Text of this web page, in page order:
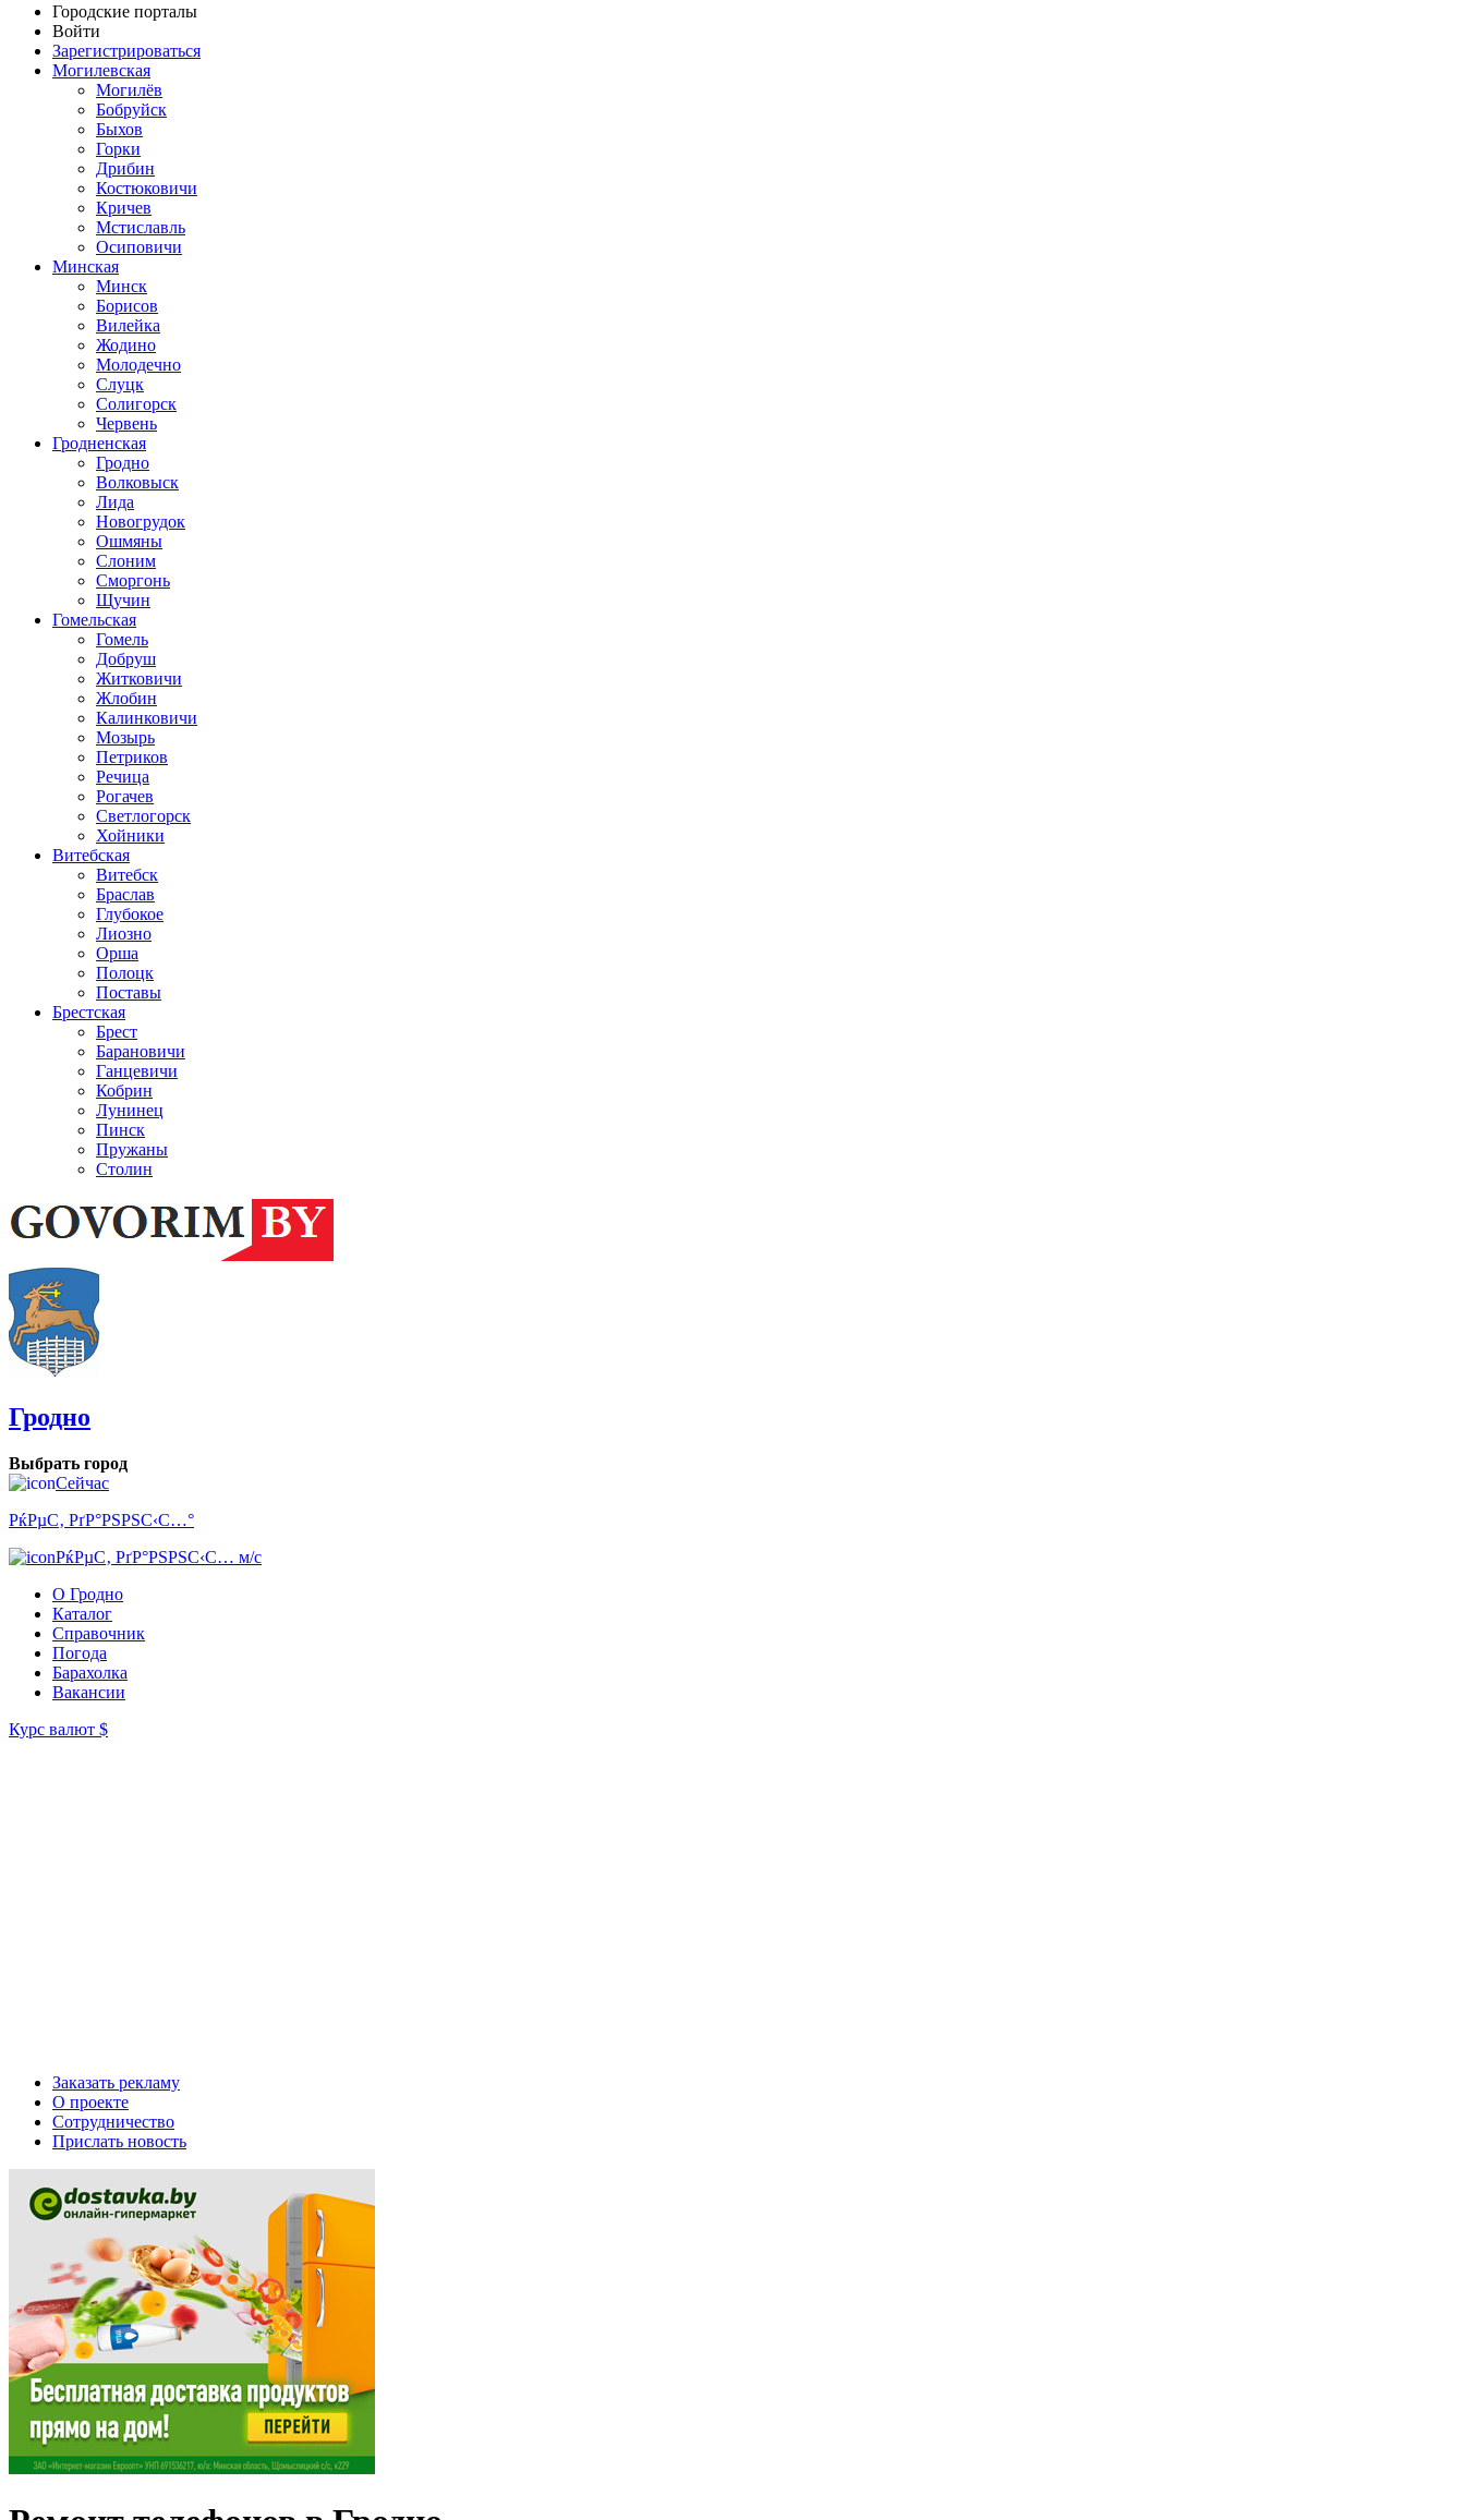
Городские порталы
Войти
Зарегистрироваться
Могилевская
Могилёв
Бобруйск
Быхов
Горки
Дрибин
Костюковичи
Кричев
Мстиславль
Осиповичи
Минская
Минск
Борисов
Вилейка
Жодино
Молодечно
Слуцк
Солигорск
Червень
Гродненская
Гродно
Волковыск
Лида
Новогрудок
Ошмяны
Слоним
Сморгонь
Щучин
Гомельская
Гомель
Добруш
Житковичи
Жлобин
Калинковичи
Мозырь
Петриков
Речица
Рогачев
Светлогорск
Хойники
Витебская
Витебск
Браслав
Глубокое
Лиозно
Орша
Полоцк
Поставы
Брестская
Брест
Барановичи
Ганцевичи
Кобрин
Лунинец
Пинск
Пружаны
Столин
Гродно
Выбрать город
Сейчас
РќРµС‚ РґР°РЅРЅС‹С…°
РќРµС‚ РґР°РЅРЅС‹С… м/с
О Гродно
Каталог
Справочник
Погода
Барахолка
Вакансии
Курс валют $
Заказать рекламу
О проекте
Сотрудничество
Прислать новость